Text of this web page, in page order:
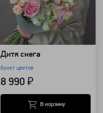
Дитя снега
букет цветов
8 990 ₽
В корзину